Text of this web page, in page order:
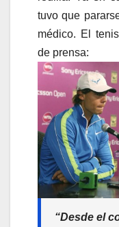
tuvo que
médico. El
de prensa:
“Desde el